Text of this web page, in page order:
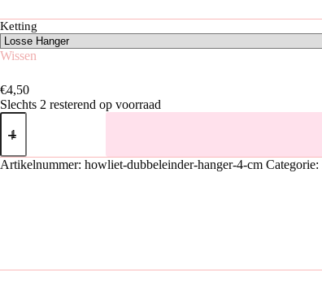
Ketting
Wissen
€4,50
Slechts 2 resterend op voorraad
Howliet
Dubbeleinder
|
4
Artikelnummer: howliet-dubbeleinder-hanger-4-cm Categorie: